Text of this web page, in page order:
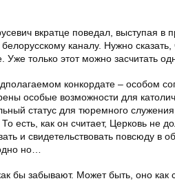
вкратце поведал, выступая в
каналу. Нужно сказать,
только этот можно засчитать
конкордате – особом
особые возможности для
статус для тюремного
есть, как он считает, Церковь не
и свидетельствовать повсюду
но…
бы забывают. Может быть, оно